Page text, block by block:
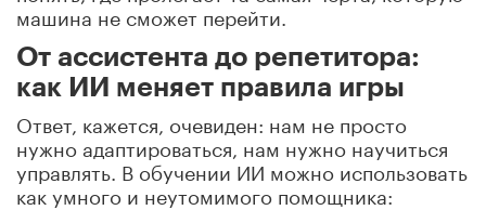
машина не сможет перейти.
От ассистента до репетитора:
как ИИ меняет правила игры
Ответ, кажется очевиден: нам не просто
нужно адаптироваться, нам нужно научиться
управлять. В обучении ИИ можно использовать
как умного и неутомимого помощника: